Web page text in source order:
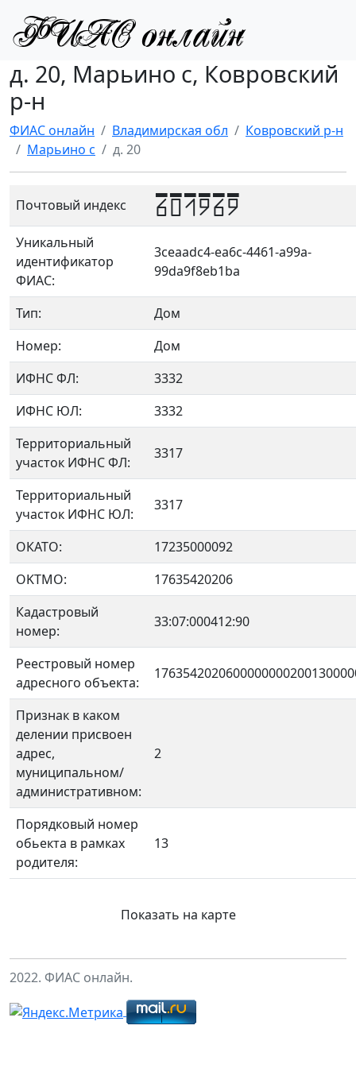
д. 20, Марьино с, Ковровский
р-н
ФИАС онлайн Владимирская обл
Ковровский р-н
Марьино с
д. 20
Почтовый индекс 601969
Уникальный
идентификатор
ФИАС:
3ceaadc4-ea6c-4461-a99a-
99da9f8eb1ba
Тип:
Дом
Номер:
Дом
ИФНС ФЛ:
3332
ИФНС ЮЛ:
3332
Территориальный
участок ИФНС ФЛ:
3317
Территориальный
участок ИФНС ЮЛ:
3317
ОКАТО:
17235000092
OKTMO:
17635420206
Кадастровый
номер:
33:07:000412:90
Реестровый номер
адресного объекта:
Признак в каком
делении присвоен
адрес,
муниципальном/
административном:
2
Порядковый номер
обьекта в рамках
родителя:
13
Показать на карте
2022. ФИАС онлайн.